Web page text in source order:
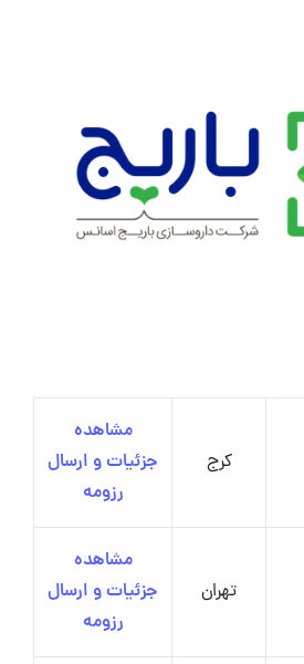
کرج
مشاهده
جزئیات و ارسال
رزومه
تهران
مشاهده
جزئیات و ارسال
رزومه